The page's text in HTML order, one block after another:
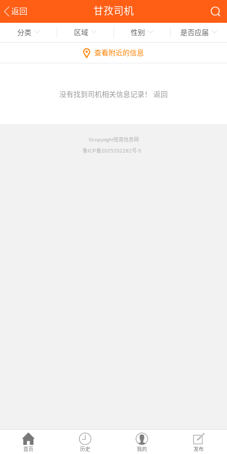
返回 甘孜司机
首页 历史 我的 发布
分类 区域 性别 是否应届
查看附近的信息
没有找到司机相关信息记录！ 返回
©copyright铭竟信息网
鲁ICP备2025202282号-5